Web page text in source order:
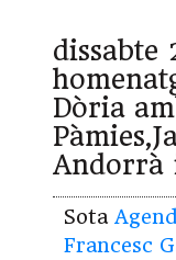
dissabte
Dòria
Andorrà
Sota
Francesc